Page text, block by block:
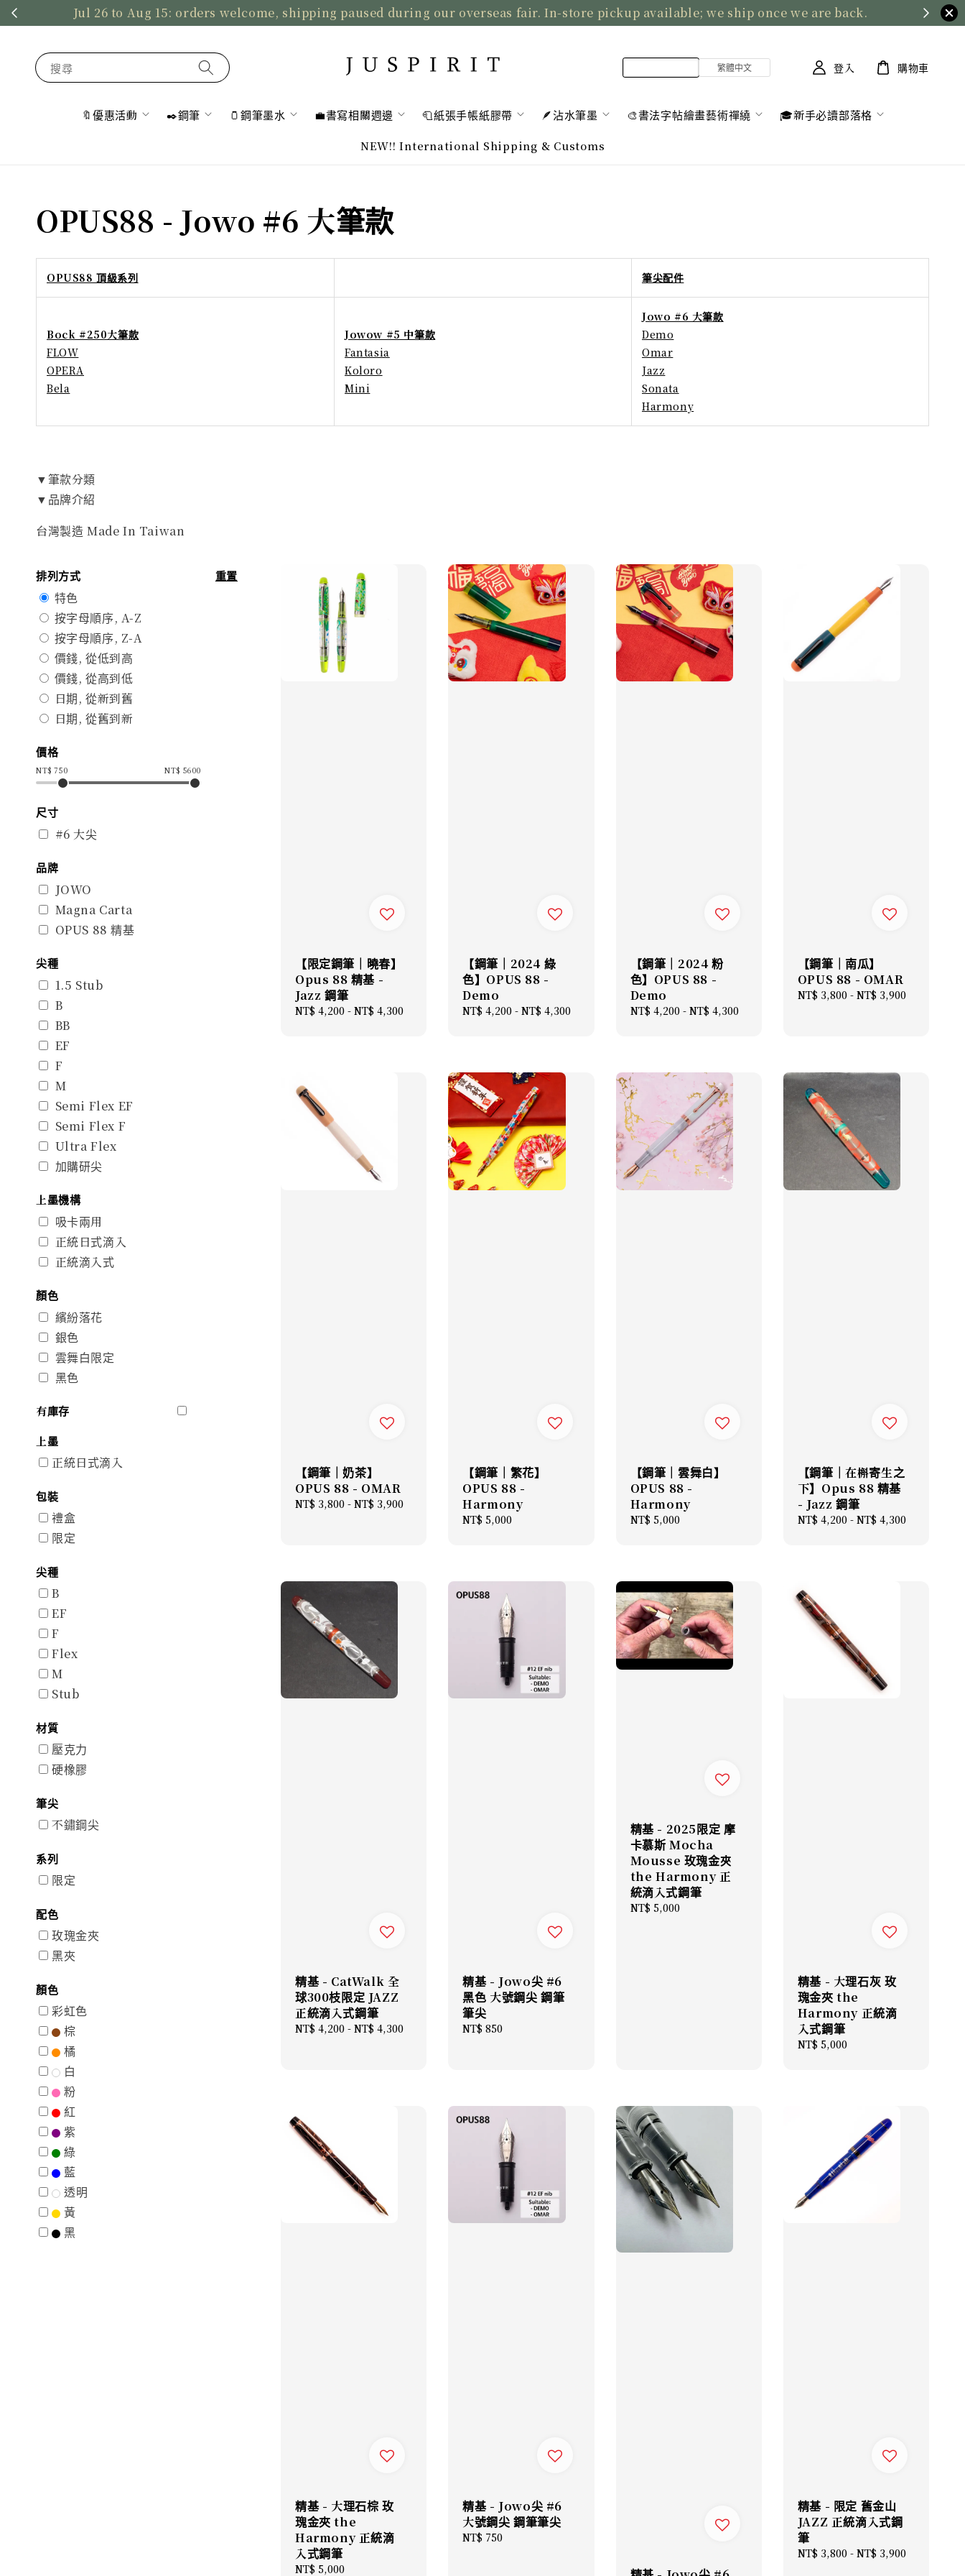
Jul 26 to Aug 15: orders welcome, shipping paused during our overseas fair. In-store pickup available; we ship once we are back.
搜尋
🔖優惠活動 ✒️鋼筆 🫙鋼筆墨水 💼書寫相關週邊 🧻紙張手帳紙膠帶 🪶沾水筆墨 🎨書法字帖繪畫藝術禪繞 🎓新手必讀部落格
NEW!! International Shipping & Customs
登入 購物車
OPUS88 - Jowo #6 大筆款
OPUS88 頂級系列 筆尖配件
Bock #250大筆款
FLOW
OPERA
Bela
Jowow #5 中筆款
Fantasia
Koloro
Mini
Jowo #6 大筆款
Demo
Omar
Jazz
Sonata
Harmony
▼筆款分類
▼品牌介紹
台灣製造 Made In Taiwan
排列方式 重置
特色
按字母順序, A-Z
按字母順序, Z-A
價錢, 從低到高
價錢, 從高到低
日期, 從新到舊
日期, 從舊到新
價格
NT$750 NT$ 5600
尺寸
#6 大尖
品牌
JOWO
Magna Carta
OPUS 88 精基
尖種
1.5 Stub
B
BB
EF
F
M
Semi Flex EF
Semi Flex F
Ultra Flex
加購研尖
上墨機構
吸卡兩用
正統日式滴入
正統滴入式
顏色
繽紛落花
銀色
雲舞白限定
黑色
有庫存
上墨
正統日式滴入
包裝
禮盒
限定
尖種
B
EF
F
Flex
M
Stub
材質
壓克力
硬橡膠
筆尖
不鏽鋼尖
系列
限定
配色
玫瑰金夾
黑夾
顏色
彩虹色
棕
橘
白
粉
紅
紫
綠
藍
透明
黃
黑
【限定鋼筆｜曉春】
Opus 88 精基 -
Jazz 鋼筆
Regular
NT$ 4,200 - NT$ 4,300
【鋼筆｜2024 綠
色】OPUS 88 -
Demo
Regular
NT$ 4,200 -NT$ 4,300
【鋼筆｜2024 粉
色】OPUS 88 -
Demo
Regular
NT$ 4,200- NT$ 4,300
【鋼筆｜南瓜】
OPUS 88 - OMAR
Regular
NT$ 3,800- NT$ 3,900
【鋼筆｜奶茶】
OPUS 88 - OMAR
Regular
NT$ 3,800 - NT$ 3,900
【鋼筆｜繁花】
OPUS 88 -
Harmony
Regular
NT$ 5,000
【鋼筆｜雲舞白】
OPUS 88 -
Harmony
Regular
NT$ 5,000
【鋼筆｜在槲寄生之
下】Opus 88 精基
- Jazz 鋼筆
Regular
NT$ 4,200- NT$ 4,300
精基 - CatWalk 全
球300枝限定 JAZZ
正統滴入式鋼筆
Regular
NT$ 4,200 - NT$ 4,300
精基 - Jowo尖 #6
黑色 大號鋼尖 鋼筆
筆尖
Regular
NT$ 850
精基 - 2025限定 摩
卡慕斯 Mocha
Mousse 玫瑰金夾
the Harmony 正
統滴入式鋼筆
Regular
NT$ 5,000
精基 - 大理石灰 玫
瑰金夾 the
Harmony 正統滴
入式鋼筆
Regular
NT$ 5,000
精基 - 大理石棕 玫
瑰金夾 the
Harmony 正統滴
入式鋼筆
Regular
NT$ 5,000
精基 - Jowo尖 #6
大號鋼尖 鋼筆筆尖
Regular
NT$ 750
精基 - 限定 舊金山
JAZZ 正統滴入式鋼
筆
Regular
NT$ 3,800- NT$ 3,900